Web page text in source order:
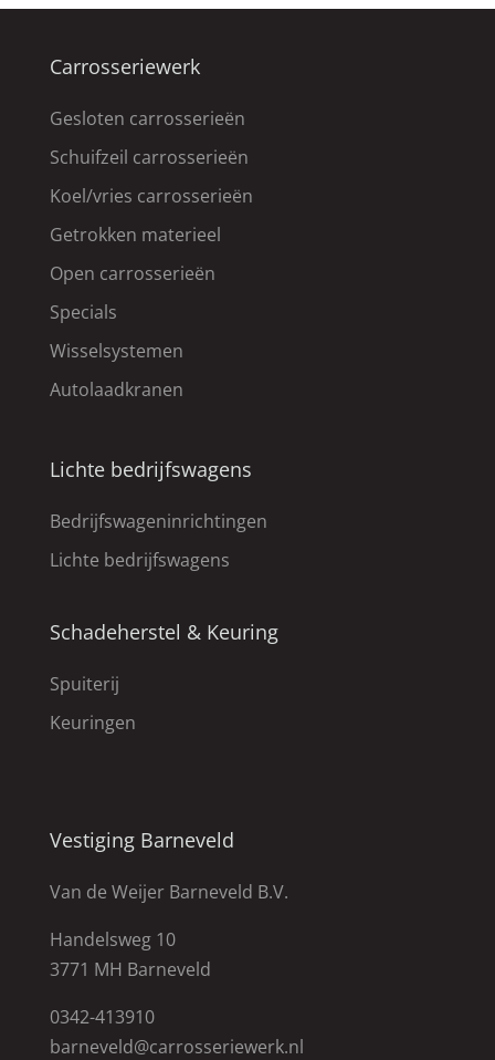
Carrosseriewerk
Gesloten carrosserieën
Schuifzeil carrosserieën
Koel/vries carrosserieën
Getrokken materieel
Open carrosserieën
Specials
Wisselsystemen
Autolaadkranen
Lichte bedrijfswagens
Bedrijfswageninrichtingen
Lichte bedrijfswagens
Schadeherstel & Keuring
Spuiterij
Keuringen
Vestiging Barneveld
Van de Weijer Barneveld B.V.
Handelsweg 10
3771 MH Barneveld
0342-413910
barneveld@carrosseriewerk.nl